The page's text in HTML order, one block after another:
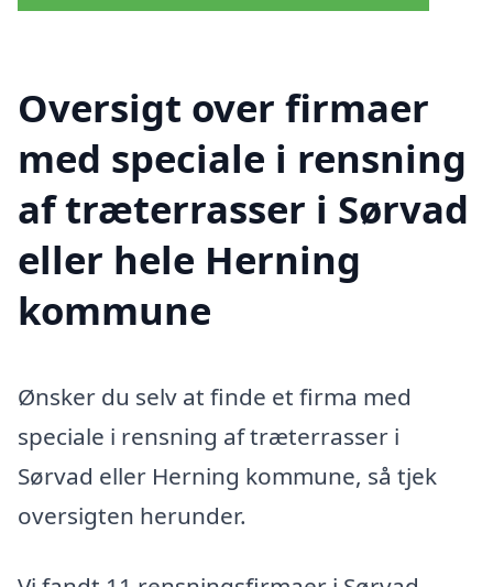
Oversigt over firmaer
med speciale i rensning
af træterrasser i Sørvad
eller hele Herning
kommune
Ønsker du selv at finde et firma med
speciale i rensning af træterrasser i
Sørvad eller Herning kommune, så tjek
oversigten herunder.